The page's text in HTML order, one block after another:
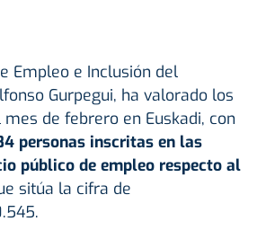
Empleo e Inclusión del
Gurpegui, ha valorado los
de febrero en Euskadi, con
personas inscritas en las
público de empleo respecto al
sitúa la cifra de